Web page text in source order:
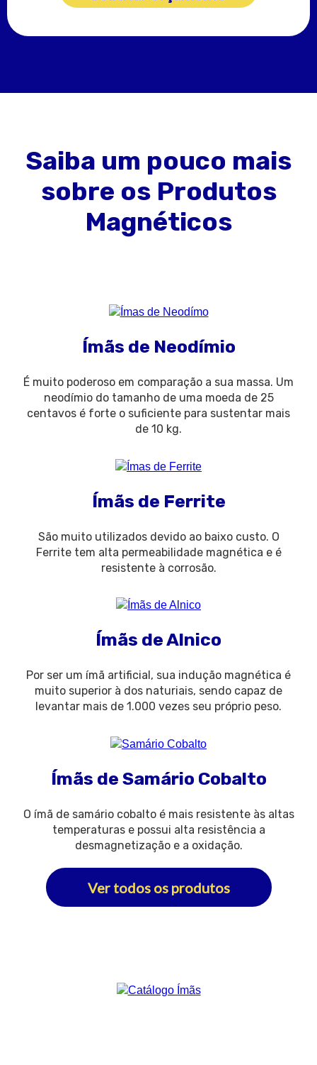
Saiba um pouco mais
sobre os Produtos
Magnéticos
Ímãs de Neodímio
É muito poderoso em comparação a sua massa. Um
neodímio do tamanho de uma moeda de 25
centavos é forte o suficiente para sustentar mais
de 10 kg.
Ímãs de Ferrite
São muito utilizados devido ao baixo custo. O
Ferrite tem alta permeabilidade magnética e é
resistente à corrosão.
Ímãs de Alnico
Por ser um ímã artificial, sua indução magnética é
muito superior à dos naturiais, sendo capaz de
levantar mais de 1.000 vezes seu próprio peso.
Ímãs de Samário Cobalto
O ímã de samário cobalto é mais resistente às altas
temperaturas e possui alta resistência a
desmagnetização e a oxidação.
Ver todos os produtos